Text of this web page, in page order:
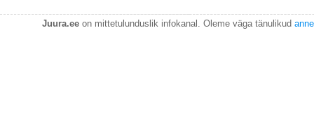
Juura.eeon mittetulunduslik infokanal. Oleme väga tänulikud